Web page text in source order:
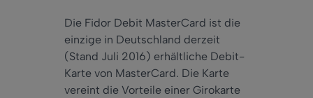
Die Fidor Debit MasterCard ist die
einzige in Deutschland derzeit
(Stand Juli 2016) erhältliche Debit-
Karte von MasterCard. Die Karte
vereint die Vorteile einer Girokarte